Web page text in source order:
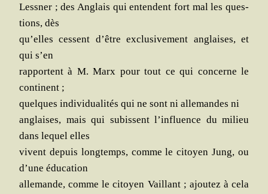
Less­ner ; des Anglais qui entendent fort mal les ques­
tions, dès
qu’elles cessent d’être exclu­si­ve­ment anglaises, et
qui s’en
rap­portent à M. Marx pour tout ce qui concerne le
continent ;
quelques indi­vi­dua­li­tés qui ne sont ni alle­mandes ni
anglaises, mais qui subissent l’in­fluence du milieu
dans lequel elles
vivent depuis long­temps, comme le citoyen Jung, ou
d’une éducation
alle­mande, comme le citoyen Vaillant ; ajou­tez à cela